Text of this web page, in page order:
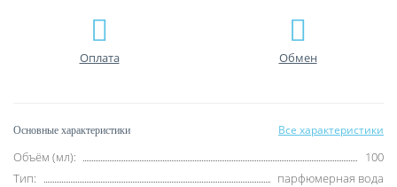
Оплата Обмен
Основные характеристики Все характеристики
Объём (мл):
100
Тип:
парфюмерная вода